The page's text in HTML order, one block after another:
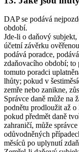
DAP se podává
období.
Jde-li o daňový
účetní závěrku
podává poradce,
zdaňovacího období; to
tomuto poradci
lhůty; pokud v
zemře nebo zanikne,
Správce daně může na
podnětu prodloužit až
pokud předmět daně
zahraničí, může
odůvodněných
měsíců po uplynutí